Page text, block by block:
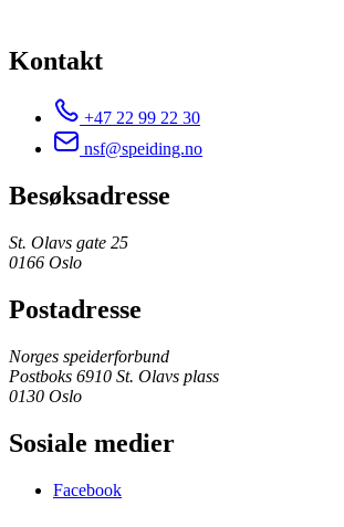
Kontakt
+47 22 99 22 30
nsf@speiding.no
Besøksadresse
St. Olavs gate 25
0166 Oslo
Postadresse
Norges speiderforbund
Postboks 6910 St. Olavs plass
0130 Oslo
Sosiale medier
Facebook